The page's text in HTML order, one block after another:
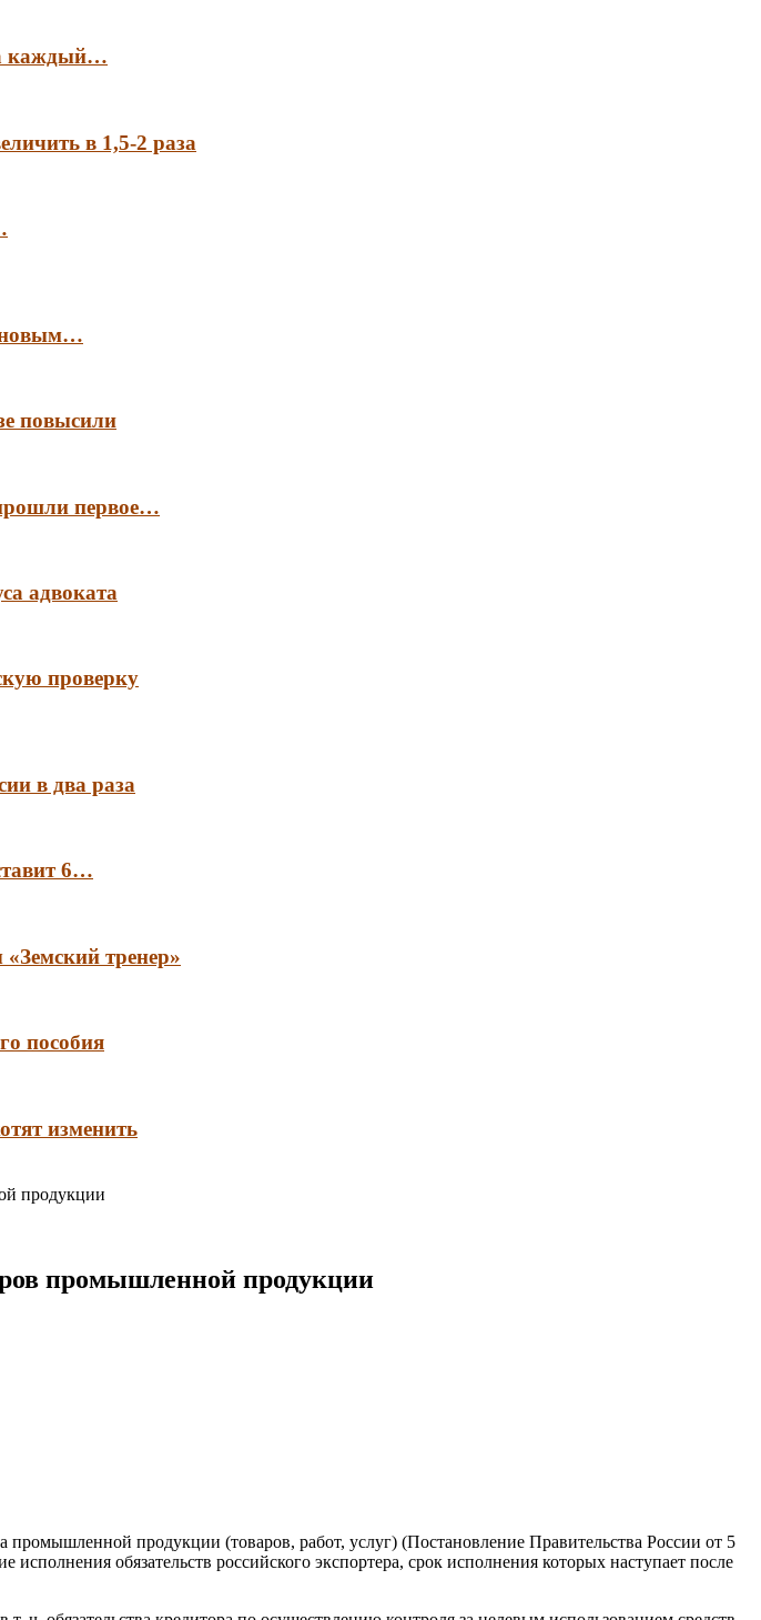
каждый…
в 1,5-2 раза
новым…
повысили
первое…
адвоката
проверку
в два раза
6…
тренер»
пособия
изменить
продукции
промышленной продукции
промышленной продукции (товаров, работ, услуг) (Постановление Правительства России от 5
обязательств российского экспортера, срок исполнения которых наступает после